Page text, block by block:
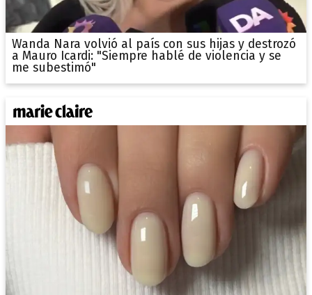
Wanda Nara volvió al país con sus hijas y destrozó
a Mauro Icardi: "Siempre hablé de violencia y se
me subestimó"